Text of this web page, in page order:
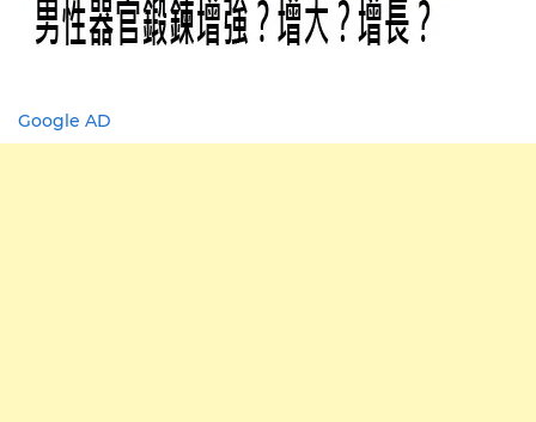
Google AD